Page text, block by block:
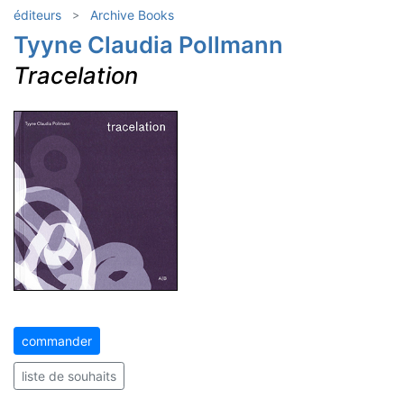
éditeurs Archive Books
Tyyne Claudia Pollmann
Tracelation
commander
liste de souhaits